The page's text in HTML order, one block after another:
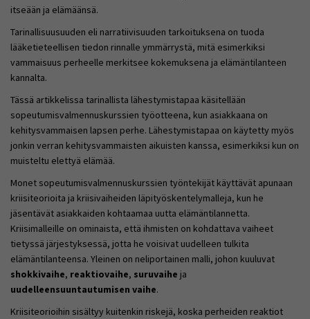
itseään ja elämäänsä.
Tarinallisuusuuden eli narratiivisuuden tarkoituksena on tuoda
lääketieteellisen tiedon rinnalle ymmärrystä, mitä esimerkiksi
vammaisuus perheelle merkitsee kokemuksena ja elämäntilanteen
kannalta.
Tässä artikkelissa tarinallista lähestymistapaa käsitellään
sopeutumisvalmennuskurssien työotteena, kun asiakkaana on
kehitysvammaisen lapsen perhe. Lähestymistapaa on käytetty myös
jonkin verran kehitysvammaisten aikuisten kanssa, esimerkiksi kun on
muisteltu elettyä elämää.
Monet sopeutumisvalmennuskurssien työntekijät käyttävät apunaan
kriisiteorioita ja kriisivaiheiden läpityöskentelymalleja, kun he
jäsentävät asiakkaiden kohtaamaa uutta elämäntilannetta.
Kriisimalleille on ominaista, että ihmisten on kohdattava vaiheet
tietyssä järjestyksessä, jotta he voisivat uudelleen tulkita
elämäntilanteensa. Yleinen on neliportainen malli, johon kuuluvat
shokkivaihe, reaktiovaihe, suruvaihe ja
uudelleensuuntautumisen vaihe.
Kriisiteorioihin sisältyy kuitenkin riskejä, koska perheiden reaktiot